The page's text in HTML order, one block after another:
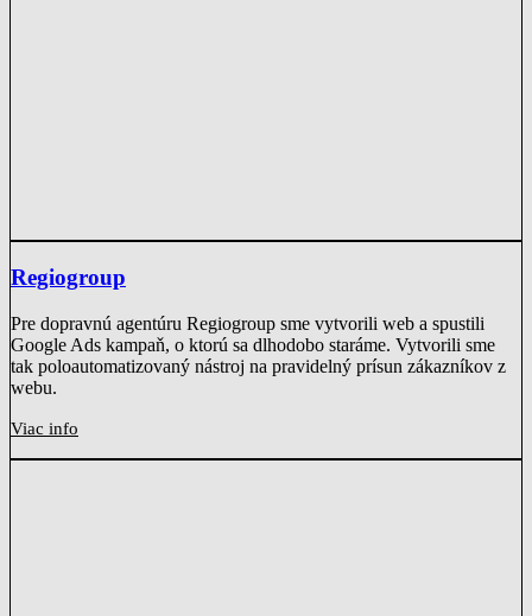
Regiogroup
Pre dopravnú agentúru Regiogroup sme vytvorili web a spustili
Google Ads kampaň, o ktorú sa dlhodobo staráme. Vytvorili sme
tak poloautomatizovaný nástroj na pravidelný prísun zákazníkov z
webu.
Viac info